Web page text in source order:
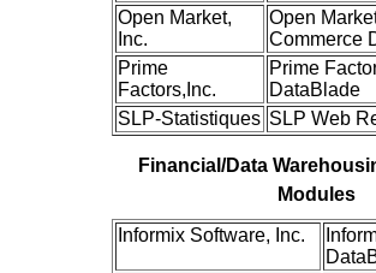
Open Market,
Inc.
Open
Commerce
Prime
Factors,Inc.
Prime
DataBlade
SLP-Statistiques SLP Web
Financial/Data
Modules
Informix Software, Inc.